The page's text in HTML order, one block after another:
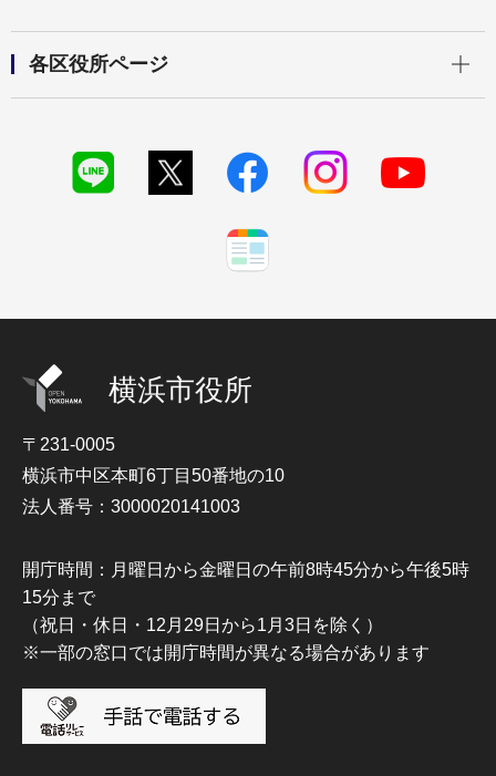
各区役所ページ
横浜市役所
〒231-0005
横浜市中区本町6丁目50番地の10
法人番号：3000020141003
開庁時間：月曜日から金曜日の午前8時45分から午後5時
15分まで
（祝日・休日・12月29日から1月3日を除く）
※一部の窓口では開庁時間が異なる場合があります